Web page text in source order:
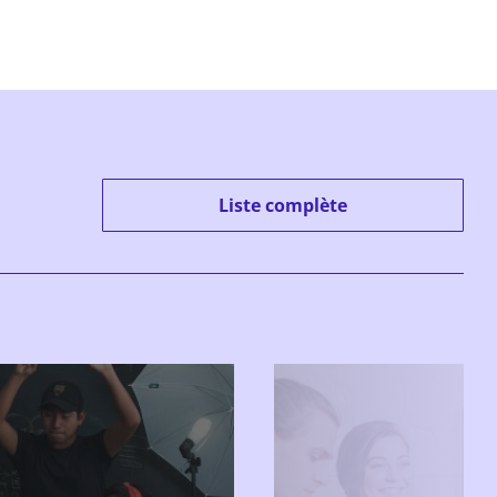
Liste complète